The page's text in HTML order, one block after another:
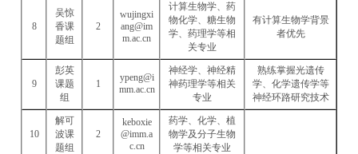
8
吴惊
香课
题组
2
wujingxi
ang@im
m.ac.cn
计算生物学、药
物化学、糖生物
学、药理学等相
关专业
有计算生物学背景
者优先
9
彭英
课题
组
1
ypeng@i
mm.ac.cn
神经学、神经精
神药理学等相关
专业
熟练掌握光遗传
学、化学遗传学等
神经环路研究技术
10
解可
波课
题组
2
keboxie
@imm.a
c.cn
药学、化学、植
物学及分子生物
学等相关专业